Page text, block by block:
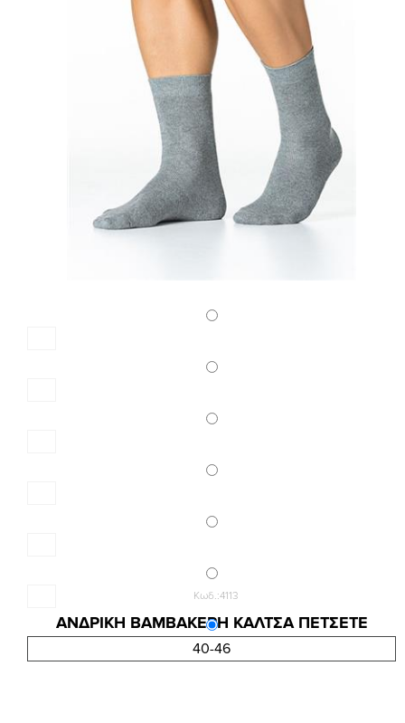
40-46
Κωδ.:4113
ΑΝΔΡΙΚΗ ΒΑΜΒΑΚΕΡΗ ΚΑΛΤΣΑ ΠΕΤΣΕΤΕ
3,45 € 2,59 €